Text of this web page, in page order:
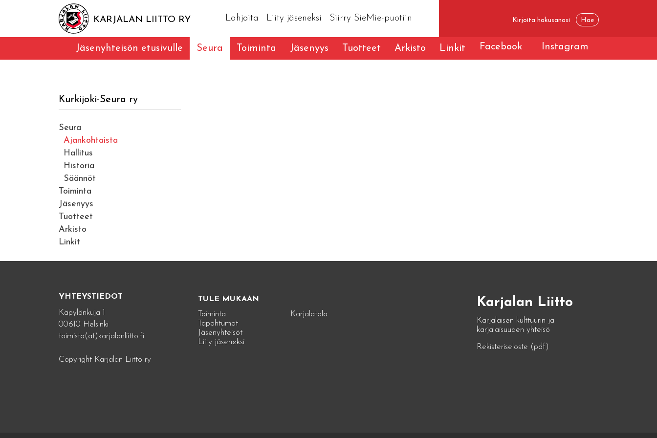
KARJALAN LIITTO RY Lahjoita Liity jäseneksi Siirry SieMie-puotiin
Jäsenyhteisön etusivulle Seura Toiminta Jäsenyys Tuotteet Arkisto Linkit Facebook Instagram
Kurkijoki-Seura ry
Seura
Ajankohtaista
Hallitus
Historia
Säännöt
Toiminta
Jäsenyys
Tuotteet
Arkisto
Linkit
YHTEYSTIEDOT
Käpylänkuja 1
00610 Helsinki
toimisto(at)karjalanliitto.fi
Copyright Karjalan Liitto ry
TULE MUKAAN
Toiminta
Tapahtumat
Jäsenyhteisöt
Liity jäseneksi
Karjalatalo
Karjalan Liitto
Karjalaisen kulttuurin ja
karjalaisuuden yhteisö
Rekisteriseloste (pdf)